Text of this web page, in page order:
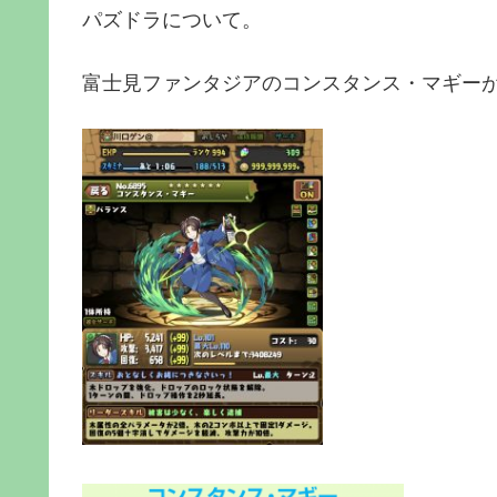
パズドラについて。
富士見ファンタジアのコンスタンス・マギー